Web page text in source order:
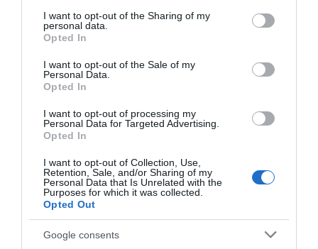
not limited to your visit or usage behaviour. You may click to
grant or deny consent to Google and its third-party tags to
use your data for below specified purposes in below Google
consent section.
I want to opt-out of the Sharing of my
personal data.
Opted In
I want to opt-out of the Sale of my
Personal Data.
Opted In
I want to opt-out of processing my
Personal Data for Targeted Advertising.
Opted In
I want to opt-out of Collection, Use,
Retention, Sale, and/or Sharing of my
Personal Data that Is Unrelated with the
Purposes for which it was collected.
Opted Out
Google consents
μπαταρίες ιόντων λιθίου «20V Max» (18 V)
εξασφαλίζεστε για ιδανική ευελιξία. Οι μπαταρίες
είναι κατασκευασμένες για την εκτέλεση και
«20V Max Energy Platform», οπότε οι μπαταρίες
μπορεί ακόμα και να αντικατασταθούν μεταξύ των
Πόσο άνετο είναι αυτό? Τα εργαλεία «Energy
Platform» είναι διαθέσιμα με και χωρίς μπαταρίες,
που σας δίνει την ευελιξία να προσθέσετε
υποχρεωμένοι, να αγοράσετε νέες μπαταρίες και
φορτιστές. Αυτή η μπαταρία περιλαμβάνει επίσης
την τεχνολογία μπαταρίας «Keep Cool™», την πιο
έξυπνη καινοτομία μας. Η λειτουργία «Keep Cool™»
ψύχει τα στοιχεία της μπαταρίας, για να αποφευχθεί
η υπερθέρμανση, πράγμα που αυξάνει τον χρόνο